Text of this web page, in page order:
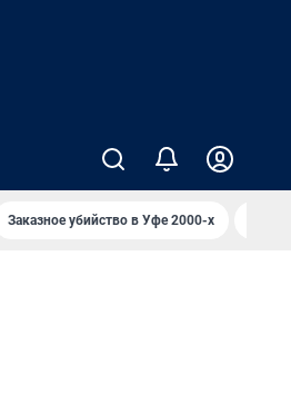
Заказное убийство в Уфе 2000-х